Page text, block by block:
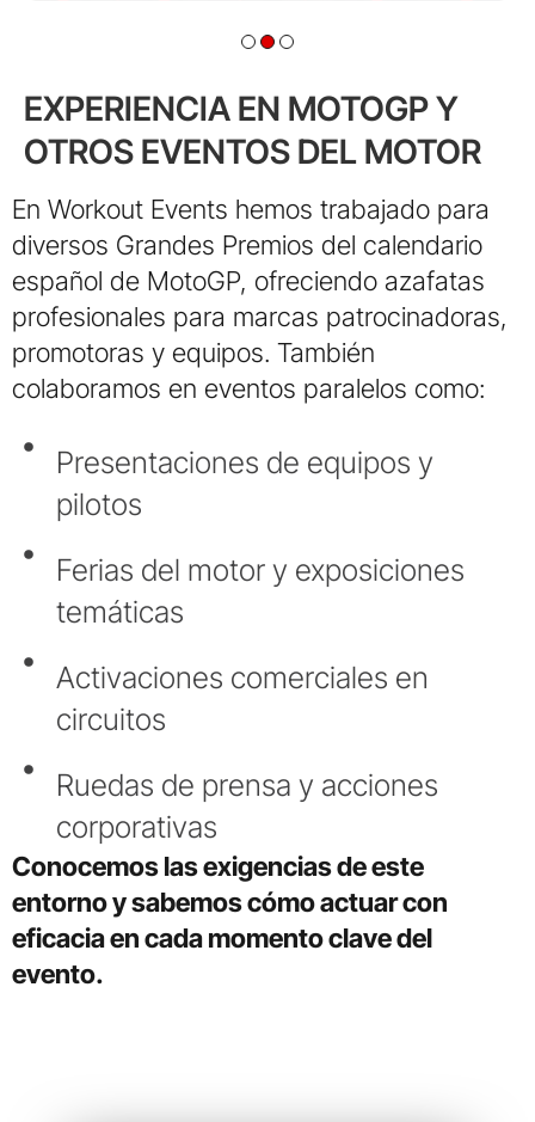
EXPERIENCIA EN MOTOGP Y
OTROS EVENTOS DEL MOTOR
En Workout Events hemos trabajado para
diversos Grandes Premios del calendario
español de MotoGP, ofreciendo azafatas
profesionales para marcas patrocinadoras,
promotoras y equipos. También
colaboramos en eventos paralelos como:
Presentaciones de equipos y
pilotos
Ferias del motor y exposiciones
temáticas
Activaciones comerciales en
circuitos
Ruedas de prensa y acciones
corporativas
Conocemos las exigencias de este
entorno y sabemos cómo actuar con
eficacia en cada momento clave del
evento.